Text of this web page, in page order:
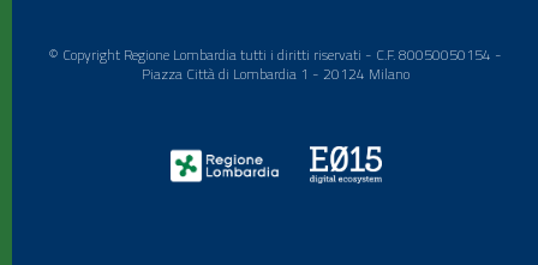
© Copyright Regione Lombardia tutti i diritti riservati - C.F. 80050050154 -
Piazza Città di Lombardia 1 - 20124 Milano